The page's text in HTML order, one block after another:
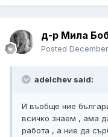
д-р Мила
Posted
adelchev said:
И въобще ние
всичко знаем , ама
работа , а ние да